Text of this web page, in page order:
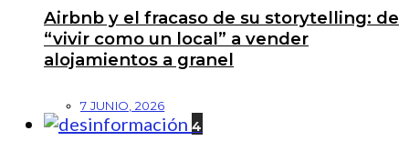
Airbnb y el fracaso de su storytelling: de
“vivir como un local” a vender
alojamientos a granel
7 JUNIO, 2026
4